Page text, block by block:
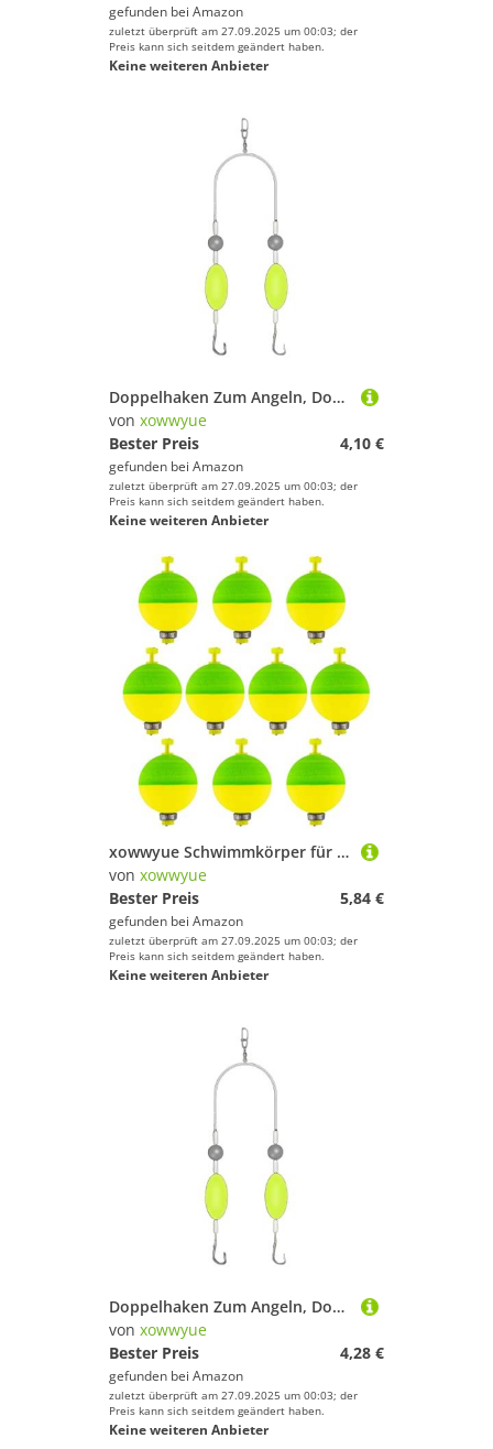
gefunden bei Amazon
zuletzt überprüft am 27.09.2025 um 00:03; der
Preis kann sich seitdem geändert haben.
Keine weiteren Anbieter
Doppelhaken Zum Angeln, Double-Hook Reverse Bottom Rig, Angelhaken Welsmontagen Fischereizubehör Für Wurf Trolling Outdoor Reisen Salzwasserangler 16,5x1x2cm
von xowwyue
Bester Preis
4,10 €
gefunden bei Amazon
zuletzt überprüft am 27.09.2025 um 00:03; der
Preis kann sich seitdem geändert haben.
Keine weiteren Anbieter
xowwyue Schwimmkörper für die Angelfischerei, 10 Stück ovale Bissanzeiger in Kugelform, Eva Ausrüstung Gewichtete Süßwasser Anfänger
von xowwyue
Bester Preis
5,84 €
gefunden bei Amazon
zuletzt überprüft am 27.09.2025 um 00:03; der
Preis kann sich seitdem geändert haben.
Keine weiteren Anbieter
Doppelhaken Zum Angeln, Double-Hook Reverse Bottom Rig, Angelhaken Welsmontagen Fischereizubehör Für Wurf Trolling Outdoor Reisen Salzwasserangler 16,5x1x2cm
von xowwyue
Bester Preis
4,28 €
gefunden bei Amazon
zuletzt überprüft am 27.09.2025 um 00:03; der
Preis kann sich seitdem geändert haben.
Keine weiteren Anbieter